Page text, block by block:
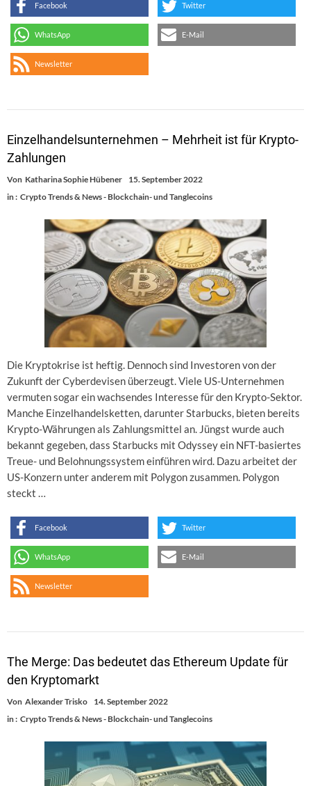
Facebook Twitter
WhatsApp E-Mail
Newsletter
Einzelhandelsunternehmen – Mehrheit ist für Krypto-
Zahlungen
Von Katharina Sophie Hübener
15. September 2022
in : Crypto Trends & News - Blockchain- und Tanglecoins
Die Kryptokrise ist heftig. Dennoch sind Investoren von der
Zukunft der Cyberdevisen überzeugt. Viele US-Unternehmen
vermuten sogar ein wachsendes Interesse für den Krypto-Sektor.
Manche Einzelhandelsketten, darunter Starbucks, bieten bereits
Krypto-Währungen als Zahlungsmittel an. Jüngst wurde auch
bekannt gegeben, dass Starbucks mit Odyssey ein NFT-basiertes
Treue- und Belohnungssystem einführen wird. Dazu arbeitet der
US-Konzern unter anderem mit Polygon zusammen. Polygon
steckt …
Facebook Twitter
WhatsApp E-Mail
Newsletter
The Merge: Das bedeutet das Ethereum Update für
den Kryptomarkt
Von Alexander Trisko
14. September 2022
in : Crypto Trends & News - Blockchain- und Tanglecoins